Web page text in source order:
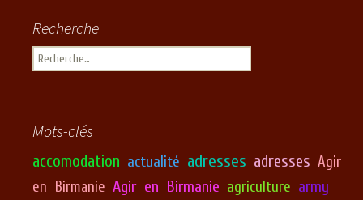
Recherche
Rechercher :
Mots-clés
accomodation actualité adresses adresses Agir
en Birmanie Agir en Birmanie agriculture army